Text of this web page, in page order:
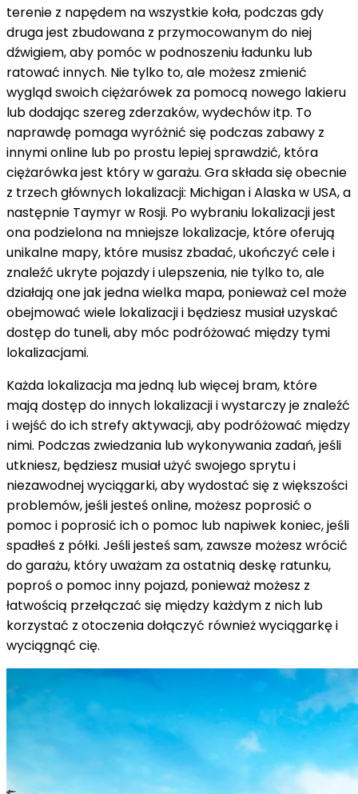
terenie z napędem na wszystkie koła, podczas gdy
druga jest zbudowana z przymocowanym do niej
dźwigiem, aby pomóc w podnoszeniu ładunku lub
ratować innych. Nie tylko to, ale możesz zmienić
wygląd swoich ciężarówek za pomocą nowego lakieru
lub dodając szereg zderzaków, wydechów itp. To
naprawdę pomaga wyróżnić się podczas zabawy z
innymi online lub po prostu lepiej sprawdzić, która
ciężarówka jest który w garażu. Gra składa się obecnie
z trzech głównych lokalizacji: Michigan i Alaska w USA, a
następnie Taymyr w Rosji. Po wybraniu lokalizacji jest
ona podzielona na mniejsze lokalizacje, które oferują
unikalne mapy, które musisz zbadać, ukończyć cele i
znaleźć ukryte pojazdy i ulepszenia, nie tylko to, ale
działają one jak jedna wielka mapa, ponieważ cel może
obejmować wiele lokalizacji i będziesz musiał uzyskać
dostęp do tuneli, aby móc podróżować między tymi
lokalizacjami.
Każda lokalizacja ma jedną lub więcej bram, które
mają dostęp do innych lokalizacji i wystarczy je znaleźć
i wejść do ich strefy aktywacji, aby podróżować między
nimi. Podczas zwiedzania lub wykonywania zadań, jeśli
utkniesz, będziesz musiał użyć swojego sprytu i
niezawodnej wyciągarki, aby wydostać się z większości
problemów, jeśli jesteś online, możesz poprosić o
pomoc i poprosić ich o pomoc lub napiwek koniec, jeśli
spadłeś z półki. Jeśli jesteś sam, zawsze możesz wrócić
do garażu, który uważam za ostatnią deskę ratunku,
poproś o pomoc inny pojazd, ponieważ możesz z
łatwością przełączać się między każdym z nich lub
korzystać z otoczenia dołączyć również wyciągarkę i
wyciągnąć cię.